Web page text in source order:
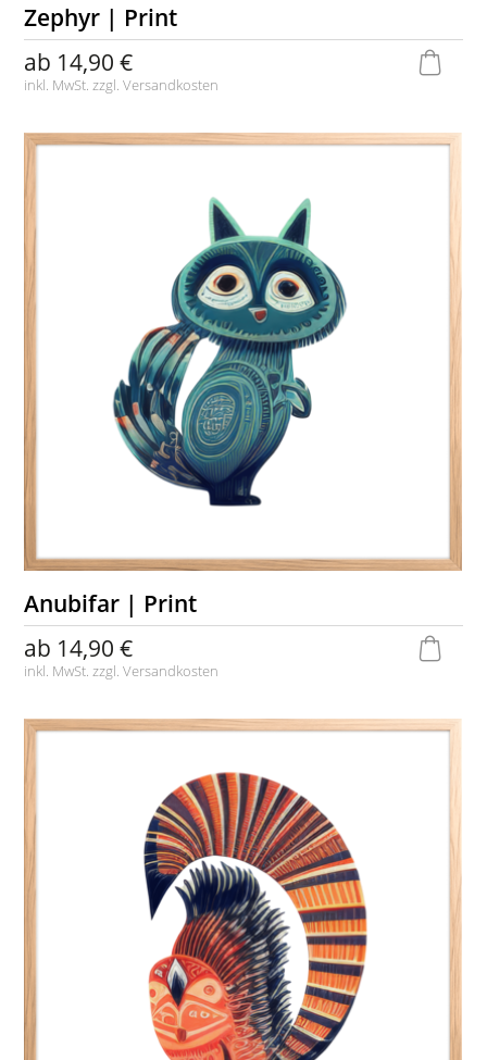
Zephyr | Print
ab 14,90 €
inkl. MwSt. zzgl.Versandkosten
Anubifar | Print
ab 14,90 €
inkl. MwSt. zzgl.Versandkosten